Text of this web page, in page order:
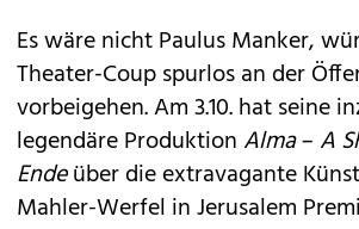
Es wäre nichtPaulus Manker,
Theater-Coup spurlos an der
vorbeigehen. Am 3.10. hat seine
legendäre Produktion Alma – A
Endeüber die extravagante
Mahler-Werfel in Jerusalem